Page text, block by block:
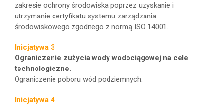
zakresie ochrony środowiska poprzez uzyskanie i
utrzymanie certyfikatu systemu zarządzania
środowiskowego zgodnego z normą ISO 14001.
Inicjatywa 3
Ograniczenie zużycia wody wodociągowej na cele
technologiczne.
Ograniczenie poboru wód podziemnych.
Inicjatywa 4